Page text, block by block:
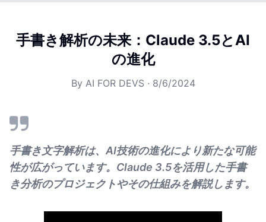
手書き解析の未来：Claude 3.5とAI
の進化
By AI FOR DEVS· 8/6/2024
手書き文字解析は、AI技術の進化により新たな可能
性が広がっています。Claude 3.5を活用した手書
き分析のプロジェクトやその仕組みを解説します。